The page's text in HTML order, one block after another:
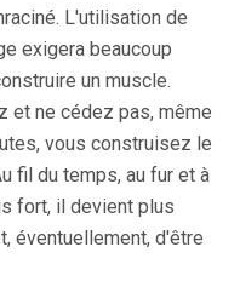
L'utilisation de
exigera beaucoup
un muscle.
et ne cédez pas, même
vous construisez le
fil du temps, au fur et à
fort, il devient plus
éventuellement, d'être